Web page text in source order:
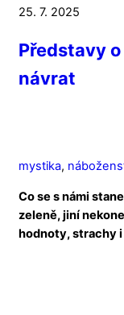
25. 7. 2025
Představy
návrat
mystika,
Co se s námi
zeleně, jiní
hodnoty, strachy i